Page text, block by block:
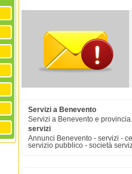
Servizi a Benevento
Servizi a Benevento e
servizi
Annunci Benevento - servizi -
servizio pubblico - società